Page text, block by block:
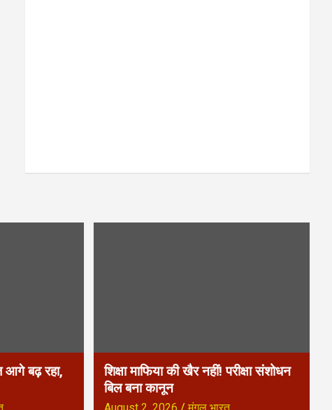
आगे बढ़ रहा,
शिक्षा माफिया की खैर नहीं! परीक्षा संशोधन
बिल बना कानून
August 2, 2026 मंगल भारत